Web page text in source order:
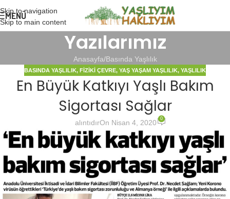
Skip to navigation
Skip to main content
MENÜ
Yazılarımız
Anasayfa Basında Yaşlılık
BASINDA YAŞLILIK, FIZIKI ÇEVRE, YAŞ YAŞAM YAŞLILIK, YAŞLILIK
En Büyük Katkıyı Yaşlı Bakım
Sigortası Sağlar
alıntıdırOn Nisan 4, 2020 0